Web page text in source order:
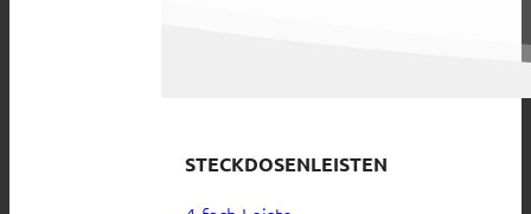
STECKDOSENLEISTEN